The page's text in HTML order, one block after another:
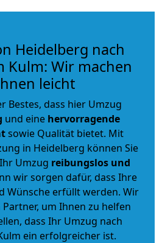
Heidelberg nach
Kulm: Wir machen
leicht
Bestes, dass hier Umzug
und eine hervorragende
sowie Qualität bietet. Mit
in Heidelberg können Sie
Umzug reibungslos und
wir sorgen dafür, dass Ihre
Wünsche erfüllt werden. Wir
um Ihnen zu helfen
dass Ihr Umzug nach
ein erfolgreicher ist.